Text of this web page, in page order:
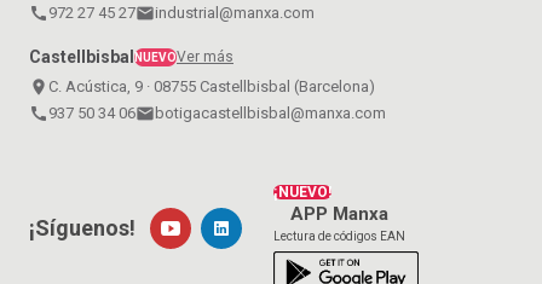
call 972 27 45 27emailindustrial@manxa.com
CastellbisbalNUEVOVer más
place C. Acústica, 9 · 08755 Castellbisbal (Barcelona)
call 937 50 34 06emailbotigacastellbisbal@manxa.com
¡NUEVO!
APP Manxa
Lectura de códigos EAN
¡Síguenos!